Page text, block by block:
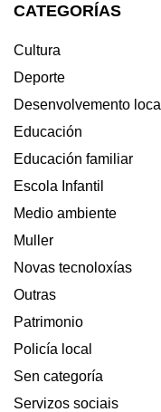
EN
PARA
CATEGORÍAS
Cultura
Deporte
Desenvolvemento local
Educación
Educación familiar
Escola Infantil
Medio ambiente
Muller
Novas tecnoloxías
Outras
Patrimonio
Policía local
Sen categoría
Servizos sociais